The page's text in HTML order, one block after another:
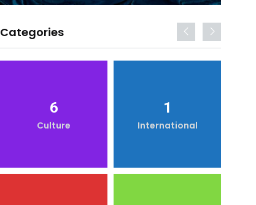
Categories
6
Culture
1
International